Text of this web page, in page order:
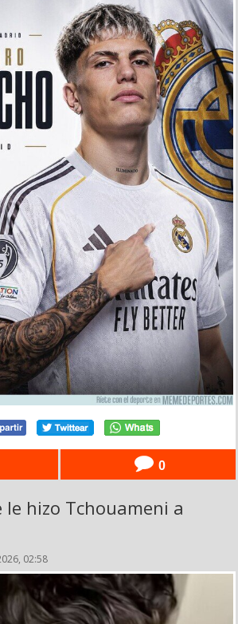
0
le hizo Tchouameni a
02:58